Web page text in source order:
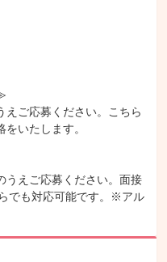
えご応募ください。こちら
いたします。
うえご応募ください。面接
でも対応可能です。※アル